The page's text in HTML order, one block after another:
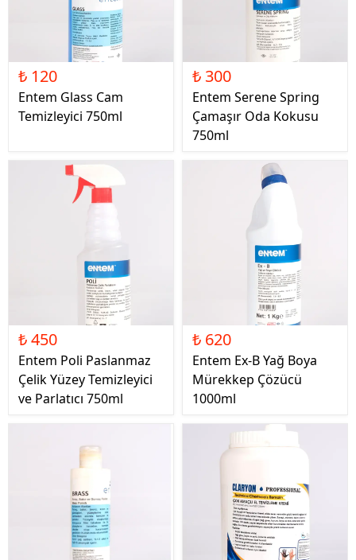
₺ 120
Entem Glass Cam
Temizleyici 750ml
₺ 300
Entem Serene Spring
Çamaşır Oda Kokusu
750ml
₺ 450
Entem Poli Paslanmaz
Çelik Yüzey Temizleyici
ve Parlatıcı 750ml
₺ 620
Entem Ex-B Yağ Boya
Mürekkep Çözücü
1000ml